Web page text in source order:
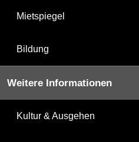
Mietspiegel
Bildung
Weitere Informationen
Kultur & Ausgehen